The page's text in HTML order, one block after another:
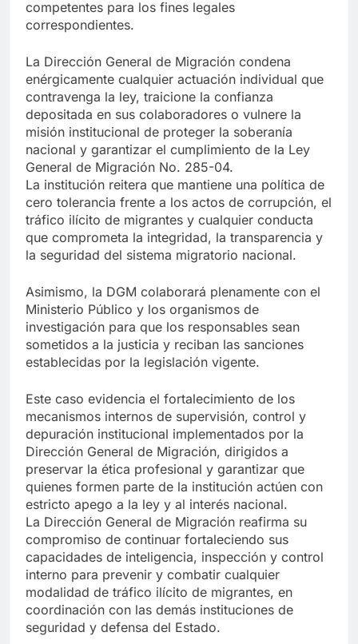
competentes para los fines legales
correspondientes.
La Dirección General de Migración condena
enérgicamente cualquier actuación individual que
contravenga la ley, traicione la confianza
depositada en sus colaboradores o vulnere la
misión institucional de proteger la soberanía
nacional y garantizar el cumplimiento de la Ley
General de Migración No. 285-04.
La institución reitera que mantiene una política de
cero tolerancia frente a los actos de corrupción, el
tráfico ilícito de migrantes y cualquier conducta
que comprometa la integridad, la transparencia y
la seguridad del sistema migratorio nacional.
Asimismo, la DGM colaborará plenamente con el
Ministerio Público y los organismos de
investigación para que los responsables sean
sometidos a la justicia y reciban las sanciones
establecidas por la legislación vigente.
Este caso evidencia el fortalecimiento de los
mecanismos internos de supervisión, control y
depuración institucional implementados por la
Dirección General de Migración, dirigidos a
preservar la ética profesional y garantizar que
quienes formen parte de la institución actúen con
estricto apego a la ley y al interés nacional.
La Dirección General de Migración reafirma su
compromiso de continuar fortaleciendo sus
capacidades de inteligencia, inspección y control
interno para prevenir y combatir cualquier
modalidad de tráfico ilícito de migrantes, en
coordinación con las demás instituciones de
seguridad y defensa del Estado.